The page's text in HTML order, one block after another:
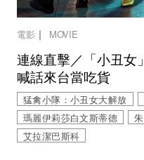
電影 ｜ MOVIE
連線直擊／「小丑
喊話來台當吃貨
猛禽小隊：小丑女大解放
瑪麗伊莉莎白文斯蒂德
艾拉潔巴斯科